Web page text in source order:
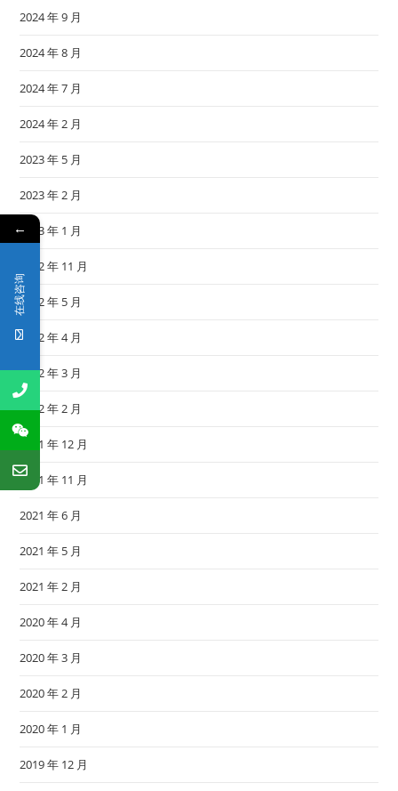
2024 年 9 月
2024 年 8 月
2024 年 7 月
2024 年 2 月
2023 年 5 月
2023 年 2 月
2023 年 1 月
2022 年 11 月
2022 年 5 月
2022 年 4 月
2022 年 3 月
2022 年 2 月
2021 年 12 月
2021 年 11 月
2021 年 6 月
2021 年 5 月
2021 年 2 月
2020 年 4 月
2020 年 3 月
2020 年 2 月
2020 年 1 月
2019 年 12 月
←
在线咨询